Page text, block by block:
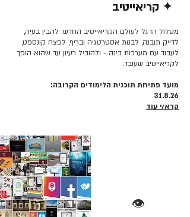
✦ קריאייטיב
מסלול הדגל לעולם הקריאייטיב החדש: להבין בעיה,
לדייק תובנה, לבנות אסטרטגיה ובריף, לפצח קונספט,
לעבוד עם מערכות בינה - ולהוביל רעיון עד שהוא הופך
לקריאייטיב שעובד.
מועד פתיחת תוכנית הלימודים הקרובה:
31.8.26
קרא/י עוד
👁️